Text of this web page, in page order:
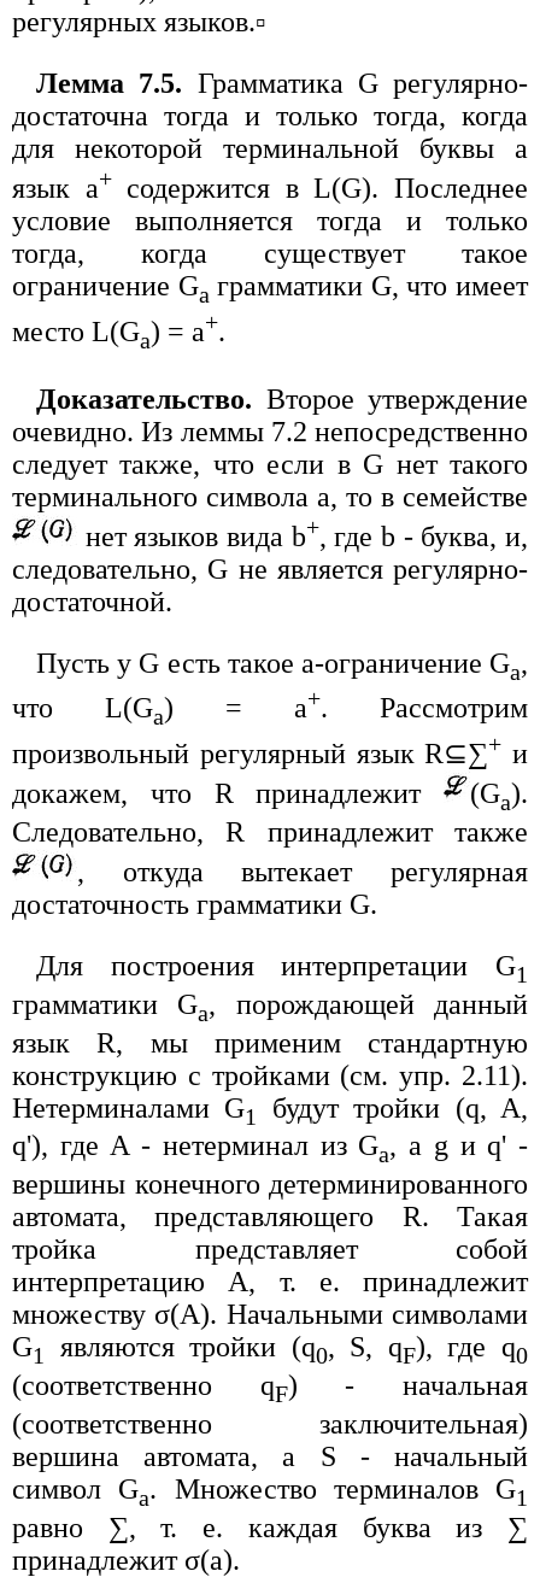
регулярных языков.▫
Лемма 7.5. Грамматика G регулярно-
достаточна тогда и только тогда, когда
для некоторой терминальной буквы a
язык a+содержится в L(G). Последнее
условие выполняется тогда и только
тогда, когда существует такое
ограничение Ga грамматики G, что имеет
место L(Ga) = a+.
Доказательство. Второе утверждение
очевидно. Из леммы 7.2 непосредственно
следует также, что если в G нет такого
терминального символа a, то в семействе
нет языков вида b+, где b - буква, и,
следовательно, G не является регулярно-
достаточной.
Пусть у G есть такое a-ограничение Ga,
что L(Ga) = a+. Рассмотрим
произвольный регулярный язык R⊆∑+ и
докажем, что R принадлежит
(Ga).
Следовательно, R принадлежит также
, откуда вытекает регулярная
достаточность грамматики G.
Для построения интерпретации G1
грамматики Ga, порождающей данный
язык R, мы применим стандартную
конструкцию с тройками (см. упр. 2.11).
Нетерминалами G1
будут тройки (q, A,
q'), где A - нетерминал из Ga, а g и q' -
вершины конечного детерминированного
автомата, представляющего R. Такая
тройка представляет собой
интерпретацию A, т. е. принадлежит
множеству σ(A). Начальными символами
G1 являются тройки (q0, S, qF), где q0
(соответственно qF) - начальная
(соответственно заключительная)
вершина автомата, а S - начальный
символ Ga. Множество терминалов G1
равно ∑, т. е. каждая буква из ∑
принадлежит σ(a).